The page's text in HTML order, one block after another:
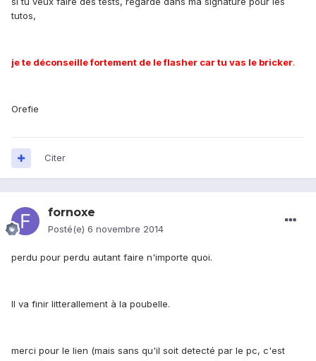
tutos,
je te déconseille fortement de le flasher car tu vas le bricker.
Orefie
Citer
fornoxe
Posté(e) 6 novembre 2014
perdu pour perdu autant faire n'importe quoi.
Il va finir litterallement à la poubelle.
merci pour le lien (mais sans qu'il soit detecté par le pc, c'est